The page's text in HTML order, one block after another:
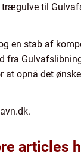
til
en stab af
fra
opnå det
articles